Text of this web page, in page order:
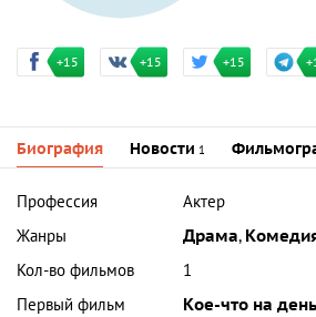
+15 +15 +15
Биография Новости 1
Профессия
Актер
Жанры
Драма,
Кол-во фильмов
1
Первый фильм
Кое-что на